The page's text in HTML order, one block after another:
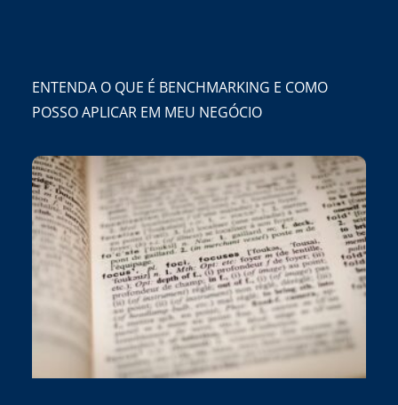
ENTENDA O QUE É BENCHMARKING E COMO
POSSO APLICAR EM MEU NEGÓCIO